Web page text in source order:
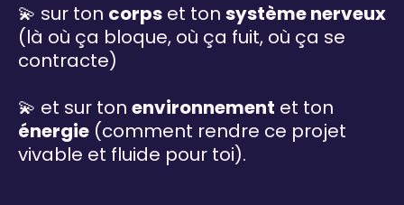
💫 sur ton corps et ton système nerveux
(là où ça bloque, où ça fuit, où ça se
contracte)
💫 et sur ton environnement et ton
énergie (comment rendre ce projet
vivable et fluide pour toi).